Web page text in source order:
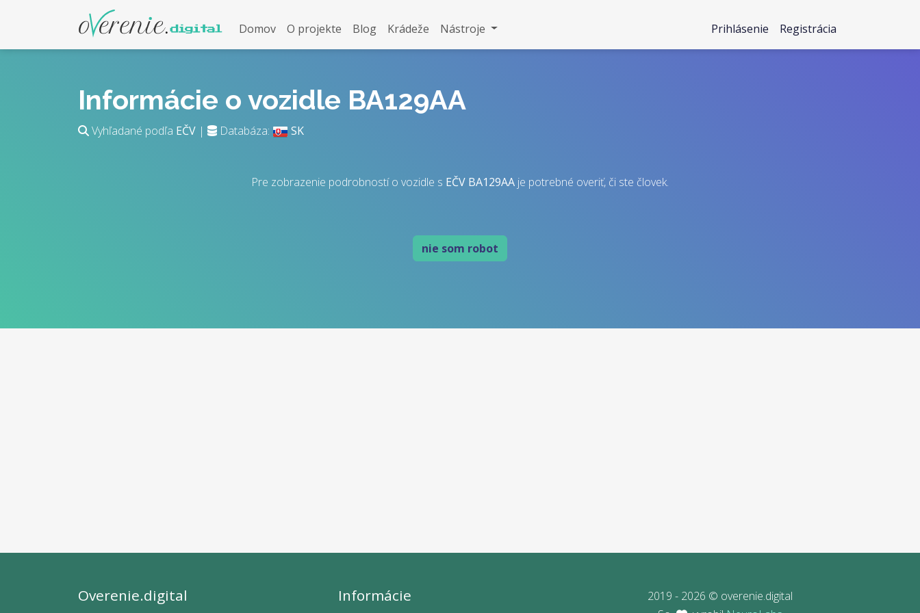
Domov O projekte Blog Krádeže Nástroje Prihlásenie Registrácia
Informácie o vozidle BA129AA
Vyhľadané podľa EČV | Databáza: SK
Pre zobrazenie podrobností o vozidle s EČV BA129AA je potrebné overiť, či ste človek.
nie som robot
Overenie.digital Informácie
2019 - 2026 © overenie.digital